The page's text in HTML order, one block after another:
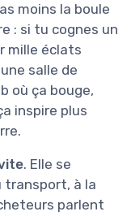
moins la boule
: si tu cognes un
mille éclats
salle de
où ça bouge,
inspire plus
. Elle se
transport, à la
parlent